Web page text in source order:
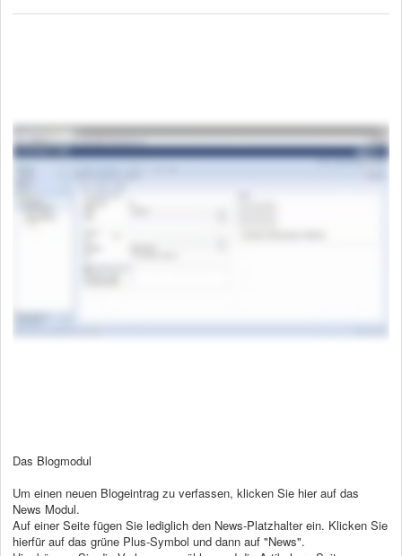
Das Blogmodul
Um einen neuen Blogeintrag zu verfassen, klicken Sie hier auf das
News Modul.
Auf einer Seite fügen Sie lediglich den News-Platzhalter ein. Klicken Sie
hierfür auf das grüne Plus-Symbol und dann auf "News".